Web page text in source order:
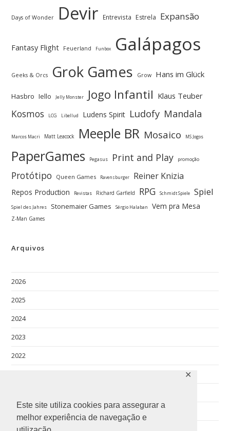
Este site utiliza cookies para assegurar a
melhor experiência de navegação e
✕
Days of Wonder Devir Entrevista Estrela Expansão
Fantasy Flight Feuerland Funbox Galápagos
Geeks & Orcs Grok Games Grow Hans im Glück
Hasbro Iello Jelly Monster Jogo Infantil Klaus Teuber
Kosmos LCG Libellud Ludens Spirit Ludofy Mandala
Marcos Macri Matt Leacock Meeple BR Mosaico MS Jogos
PaperGames Pegasus Print and Play promoção
Protótipo Queen Games Ravensburger Reiner Knizia
Repos Production Revistas Richard Garfield RPG Schmidt Spiele Spiel
Spiel des Jahres Stonemaier Games Sérgio Halaban Vem pra Mesa
Z-Man Games
Arquivos
2026
2025
2024
2023
2022
2019